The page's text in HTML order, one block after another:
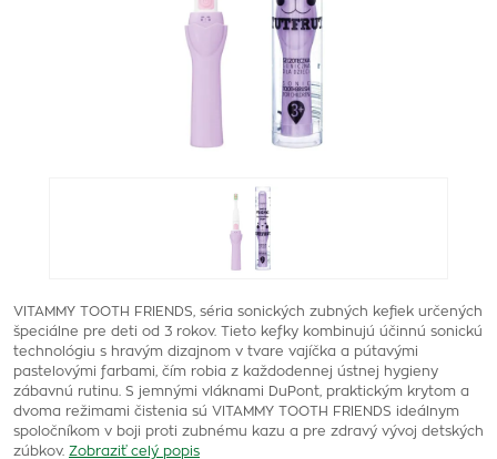
VITAMMY TOOTH FRIENDS, séria sonických zubných kefiek určených
špeciálne pre deti od 3 rokov. Tieto kefky kombinujú účinnú sonickú
technológiu s hravým dizajnom v tvare vajíčka a pútavými
pastelovými farbami, čím robia z každodennej ústnej hygieny
zábavnú rutinu. S jemnými vláknami DuPont, praktickým krytom a
dvoma režimami čistenia sú VITAMMY TOOTH FRIENDS ideálnym
spoločníkom v boji proti zubnému kazu a pre zdravý vývoj detských
zúbkov. Zobraziť celý popis